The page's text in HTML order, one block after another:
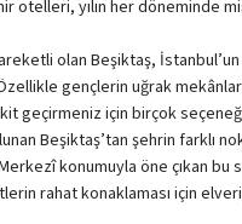
otelleri, yılın her döneminde
olan Beşiktaş,
gençlerin uğrak
geçirmeniz için birçok
Beşiktaş’tan şehrin farklı
konumuyla öne çıkan bu
rahat konaklaması için